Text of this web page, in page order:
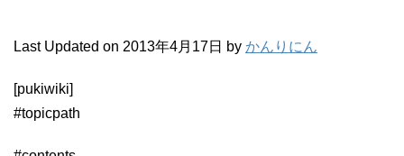
Last Updated on 2013年4月17日 by かんりにん
[pukiwiki]
#topicpath